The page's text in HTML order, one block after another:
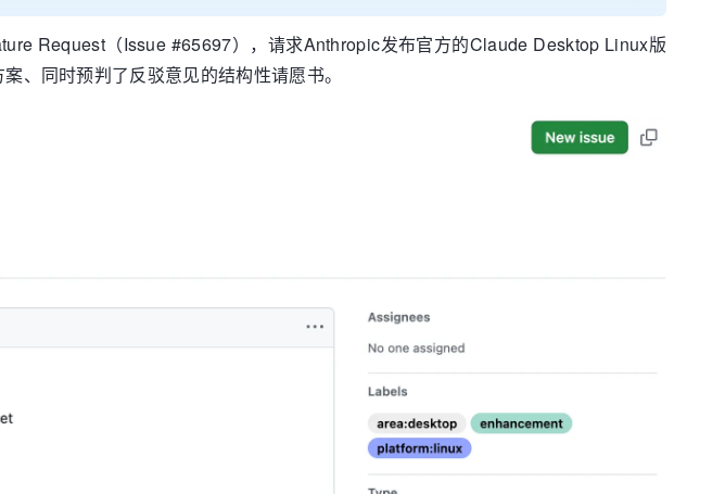
Request（Issue #65697），请求Anthropic发布官方的Claude Desktop Linux版
、同时预判了反驳意见的结构性请愿书。